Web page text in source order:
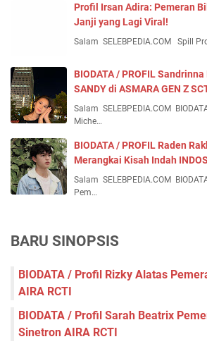
Profil Irsan Adira: Pemeran
Janji yang Lagi Viral!
Salam SELEBPEDIA.COM Spill
BIODATA / PROFIL
SANDY di ASMARA GEN Z
Salam SELEBPEDIA.COM
Miche…
BIODATA / PROFIL Raden
Merangkai Kisah Indah
Salam SELEBPEDIA.COM
Pem…
BARU SINOPSIS
BIODATA / Profil Rizky Alatas
AIRA RCTI
BIODATA / Profil Sarah Beatrix
Sinetron AIRA RCTI